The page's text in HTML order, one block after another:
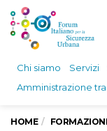
Chi siamo Servizi
Amministrazione
HOME